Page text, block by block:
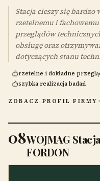
Stacja cieszy się
rzetelnemu i
przeglądów
obsługę oraz
dotyczących stanu
rzetelne i dokładne
szybka realizacja badań
ZOBACZ PROFIL FIRMY
08WOJMAG
FORDON